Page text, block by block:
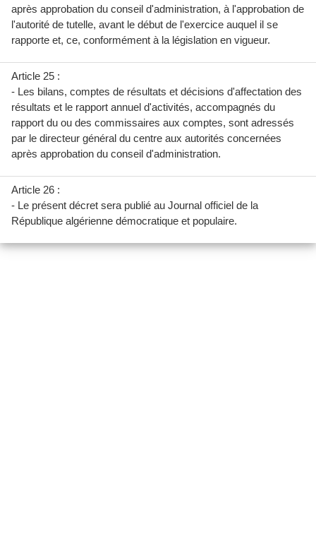
après approbation du conseil d'administration, à l'approbation de
l'autorité de tutelle, avant le début de l'exercice auquel il se
rapporte et, ce, conformément à la législation en vigueur.
Article 25 :
- Les bilans, comptes de résultats et décisions d'affectation des
résultats et le rapport annuel d'activités, accompagnés du
rapport du ou des commissaires aux comptes, sont adressés
par le directeur général du centre aux autorités concernées
après approbation du conseil d'administration.
Article 26 :
- Le présent décret sera publié au Journal officiel de la
République algérienne démocratique et populaire.